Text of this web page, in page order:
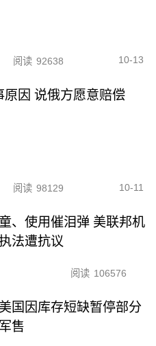
阅读 92638 10-13
因 说俄方愿意赔偿
阅读 98129 10-11
、使用催泪弹 美联邦机
法遭抗议
阅读 106576
国因库存短缺暂停部分
售